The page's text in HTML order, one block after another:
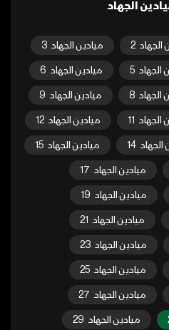
الجهاد
الجهاد 2 ميادين الجهاد 3
الجهاد 5 ميادين الجهاد 6
الجهاد 8 ميادين الجهاد 9
الجهاد 11 ميادين الجهاد 12
الجهاد 14 ميادين الجهاد 15
ميادين الجهاد 17
ميادين الجهاد 19
ميادين الجهاد 21
ميادين الجهاد 23
ميادين الجهاد 25
ميادين الجهاد 27
ميادين الجهاد 29